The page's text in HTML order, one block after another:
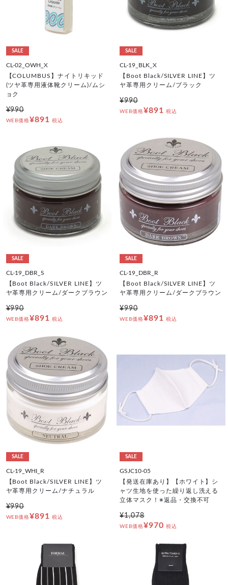
SALE
CL-02_OWH_X
【COLUMBUS】ナイトリキッド
(ツヤ革専用液体靴クリーム)/ムシ
ョク
¥990
WEB価格¥891 税込
SALE
CL-19_BLK_X
【Boot Black/SILVER LINE】ツ
ヤ革専用クリーム/ブラック
¥990
WEB価格¥891 税込
SALE
CL-19_DBR_S
【Boot Black/SILVER LINE】ツ
ヤ革専用クリーム/ダークブラウン
¥990
WEB価格¥891 税込
SALE
CL-19_DBR_R
【Boot Black/SILVER LINE】ツ
ヤ革専用クリーム/ダークブラウン
¥990
WEB価格¥891 税込
SALE
CL-19_WHI_R
【Boot Black/SILVER LINE】ツ
ヤ革専用クリーム/ナチュラル
¥990
WEB価格¥891 税込
SALE
GSJC10-05
【発送在庫あり】【ホワイト】シ
ャツ生地を使った繰り返し洗える
立体マスク！※返品・交換不可
¥1,078
WEB価格¥970 税込